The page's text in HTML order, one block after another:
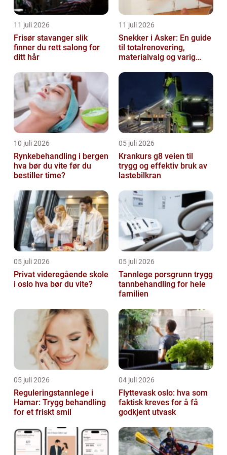
11 juli 2026
Frisør stavanger slik
finner du rett salong for
ditt hår
11 juli 2026
Snekker i Asker: En guide
til totalrenovering,
materialvalg og varig
10 juli 2026
Rynkebehandling i bergen
hva bør du vite før du
bestiller time?
05 juli 2026
Krankurs g8 veien til
trygg og effektiv bruk av
lastebilkran
05 juli 2026
Privat videregående skole
i oslo hva bør du vite?
05 juli 2026
Tannlege porsgrunn trygg
tannbehandling for hele
familien
05 juli 2026
Reguleringstannlege i
Hamar: Trygg behandling
for et friskt smil
04 juli 2026
Flyttevask oslo: hva som
faktisk kreves for å få
godkjent utvask